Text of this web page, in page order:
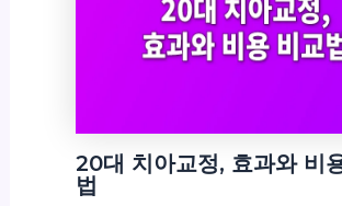
20대 치아교정, 효과와 비
법